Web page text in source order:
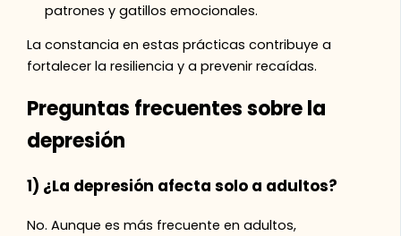
patrones y gatillos emocionales.
La constancia en estas prácticas contribuye a
fortalecer la resiliencia y a prevenir recaídas.
Preguntas frecuentes sobre la
depresión
1) ¿La depresión afecta solo a adultos?
No. Aunque es más frecuente en adultos,